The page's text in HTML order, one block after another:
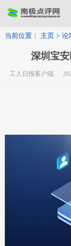
当前位置： 主页 > 论
深圳宝
工人日报客户端